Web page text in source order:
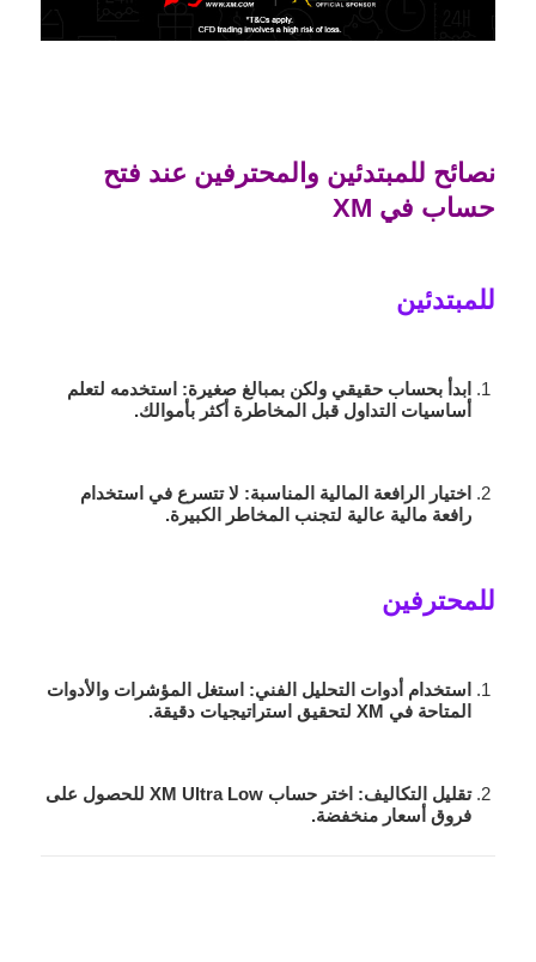
نصائح للمبتدئين والمحترفين عند فتح
حساب في XM
للمبتدئين
ابدأ بحساب حقيقي ولكن بمبالغ صغيرة: استخدمه لتعلم
أساسيات التداول قبل المخاطرة أكثر بأموالك.
اختيار الرافعة المالية المناسبة: لا تتسرع في استخدام
رافعة مالية عالية لتجنب المخاطر الكبيرة.
للمحترفين
استخدام أدوات التحليل الفني: استغل المؤشرات والأدوات
المتاحة في XM لتحقيق استراتيجيات دقيقة.
تقليل التكاليف
: اختر حساب XM Ultra Low للحصول على
فروق أسعار منخفضة.